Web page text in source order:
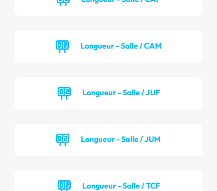
Longueur - Salle / CAM
Longueur - Salle / JUF
Longueur - Salle / JUM
Longueur - Salle / TCF